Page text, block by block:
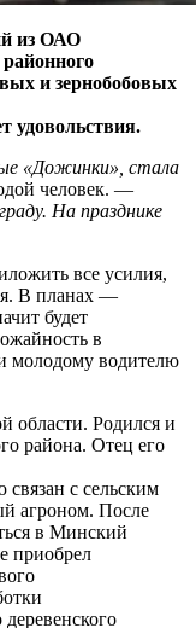
из ОАО
и зернобобовых
удовольствия.
«Дожинки», стала
человек. —
На празднике
все усилия,
В планах —
будет
в
молодому водителю
области. Родился и
района. Отец его
с сельским
агроном. После
в Минский
приобрел